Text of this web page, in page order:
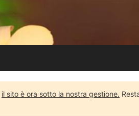
il sito è ora sotto la nostra gestione.